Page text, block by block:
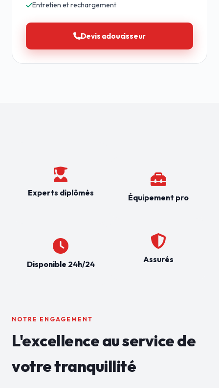
Entretien et rechargement
Devis adoucisseur
Experts diplômés
Disponible 24h/24
Équipement pro
Assurés
NOTRE ENGAGEMENT
L'excellence au service de
votre tranquillité